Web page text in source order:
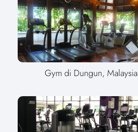
Gym di Dungun, Malaysia